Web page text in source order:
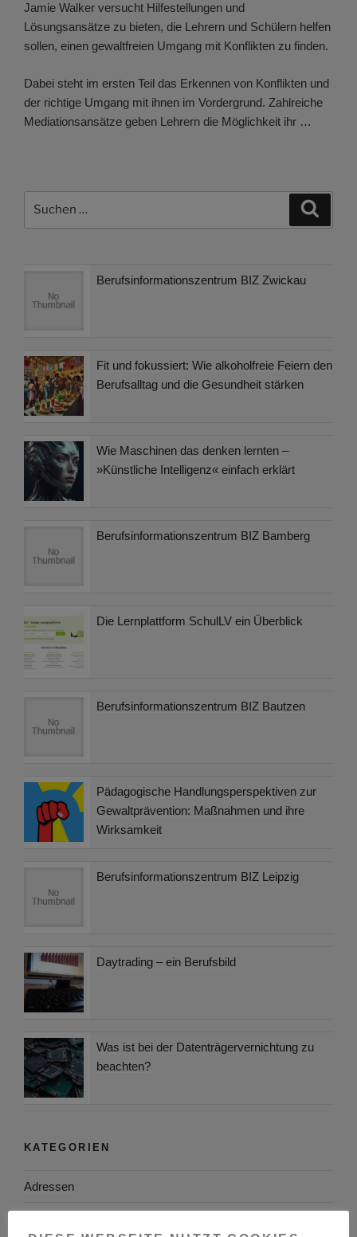
Jamie Walker versucht Hilfestellungen und
Lösungsansätze zu bieten, die Lehrern und Schülern helfen
sollen, einen gewaltfreien Umgang mit Konflikten zu finden.
Dabei steht im ersten Teil das Erkennen von Konflikten und
der richtige Umgang mit ihnen im Vordergrund. Zahlreiche
Mediationsansätze geben Lehrern die Möglichkeit ihr …
Berufsinformationszentrum BIZ Zwickau
Fit und fokussiert: Wie alkoholfreie Feiern den
Berufsalltag und die Gesundheit stärken
Wie Maschinen das denken lernten –
»Künstliche Intelligenz« einfach erklärt
Berufsinformationszentrum BIZ Bamberg
Die Lernplattform SchulLV ein Überblick
Berufsinformationszentrum BIZ Bautzen
Pädagogische Handlungsperspektiven zur
Gewaltprävention: Maßnahmen und ihre
Wirksamkeit
Berufsinformationszentrum BIZ Leipzig
Daytrading – ein Berufsbild
Was ist bei der Datenträgervernichtung zu
beachten?
KATEGORIEN
Adressen